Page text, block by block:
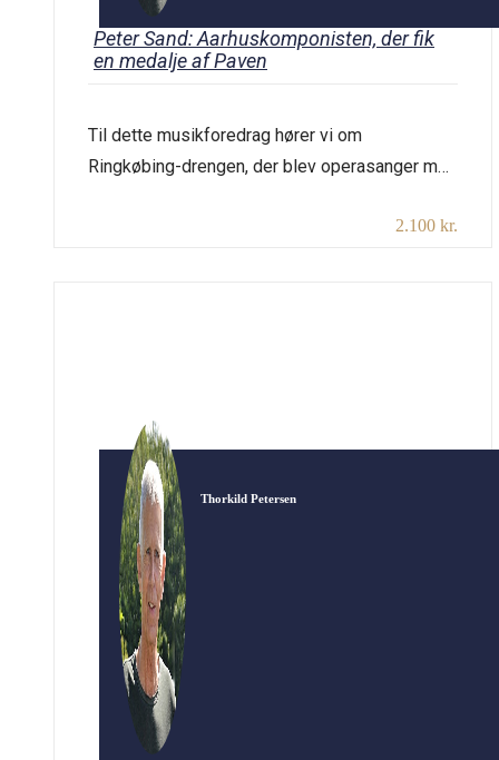
Peter Sand: Aarhuskomponisten, der fik
en medalje af Paven
Til dette musikforedrag hører vi om
Ringkøbing-drengen, der blev operasanger med
til Aarhus. Her begyndte han med udgangspunkt
2.100 kr.
Thorkild Petersen